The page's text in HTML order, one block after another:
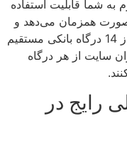
به شما قابلیت استفاده
را به صورت همزمان می‌دهد و
شما به راحتی می‌توانید بصورت همزمان از 14 درگاه بانکی مستقیم
سایت از هر درگاه
رایج در